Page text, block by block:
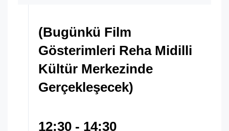
(Bugünkü Film
Gösterimleri Reha Midilli
Kültür Merkezinde
Gerçekleşecek)
12:30 - 14:30